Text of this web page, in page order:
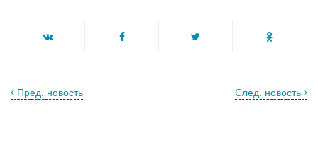
След. новость
Пред. новость